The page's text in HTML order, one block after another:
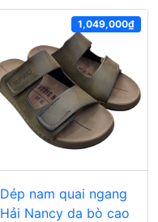
1,049,000₫
Dép nam quai ngang
Hải Nancy da bò cao